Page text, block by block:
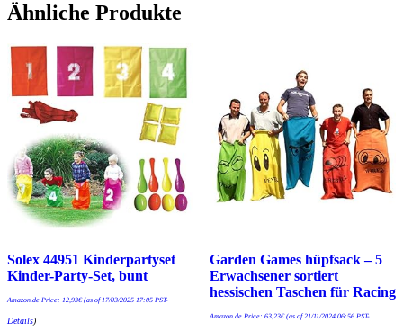
Ähnliche Produkte
Solex 44951 Kinderpartyset
Kinder-Party-Set, bunt
Amazon.de Price: 12,93€(as of 17/03/2025 17:05 PST-
Details)
Garden Games hüpfsack – 5
Erwachsener sortiert
hessischen Taschen für Racing
Amazon.de Price: 63,23€(as of 21/11/2024 06:56 PST-